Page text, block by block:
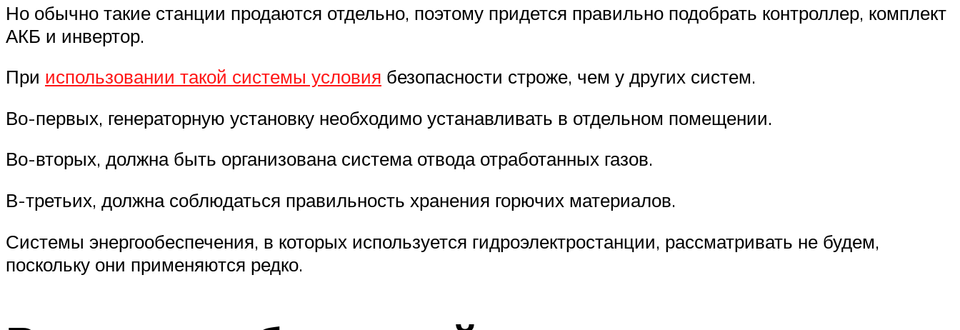
Но обычно такие станции продаются отдельно, поэтому придется правильно подобрать контроллер, комплект
АКБ и инвертор.
При использовании такой системы условия безопасности строже, чем у других систем.
Во-первых, генераторную установку необходимо устанавливать в отдельном помещении.
Во-вторых, должна быть организована система отвода отработанных газов.
В-третьих, должна соблюдаться правильность хранения горючих материалов.
Системы энергообеспечения, в которых используется гидроэлектростанции, рассматривать не будем,
поскольку они применяются редко.